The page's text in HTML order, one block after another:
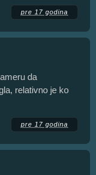
pre 17 godina
da
relativno je ko
pre 17 godina